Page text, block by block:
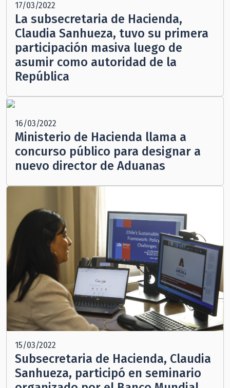
17/03/2022
La subsecretaria de Hacienda,
Claudia Sanhueza, tuvo su primera
participación masiva luego de
asumir como autoridad de la
República
16/03/2022
Ministerio de Hacienda llama a
concurso público para designar a
nuevo director de Aduanas
15/03/2022
Subsecretaria de Hacienda, Claudia
Sanhueza, participó en seminario